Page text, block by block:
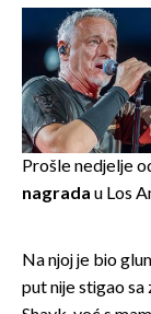
Prošle nedjelje
nagrada u Los
Na njoj je bio
put nije stigao